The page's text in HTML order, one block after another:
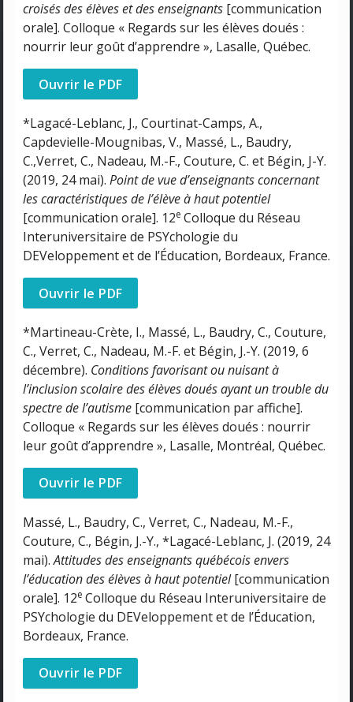
croisés des élèves et des enseignants[communication
orale]. Colloque « Regards sur les élèves doués :
nourrir leur goût d’apprendre », Lasalle, Québec.
Ouvrir le PDF
*Lagacé-Leblanc, J., Courtinat-Camps, A.,
Capdevielle-Mougnibas, V., Massé, L., Baudry,
C.,Verret, C., Nadeau, M.-F., Couture, C. et Bégin, J-Y.
(2019, 24 mai). Point de vue d’enseignants concernant
les caractéristiques de l’élève à haut potentiel
[communication orale]. 12e Colloque du Réseau
Interuniversitaire de PSYchologie du
DEVeloppement et de l’Éducation, Bordeaux, France.
Ouvrir le PDF
*Martineau-Crète, I., Massé, L., Baudry, C., Couture,
C., Verret, C., Nadeau, M.-F. et Bégin, J.-Y. (2019, 6
décembre). Conditions favorisant ou nuisant à
l’inclusion scolaire des élèves doués ayant un trouble du
spectre de l’autisme [communication par affiche].
Colloque « Regards sur les élèves doués : nourrir
leur goût d’apprendre », Lasalle, Montréal, Québec.
Ouvrir le PDF
Massé, L., Baudry, C., Verret, C., Nadeau, M.-F.,
Couture, C., Bégin, J.-Y., *Lagacé-Leblanc, J. (2019, 24
mai).Attitudes des enseignants québécois envers
l’éducation des élèves à haut potentiel[communication
orale]. 12e Colloque du Réseau Interuniversitaire de
PSYchologie du DEVeloppement et de l’Éducation,
Bordeaux, France.
Ouvrir le PDF